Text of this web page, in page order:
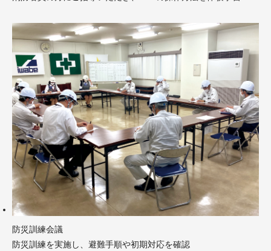
防災訓練会議
防災訓練を実施し、避難手順や初期対応を確認